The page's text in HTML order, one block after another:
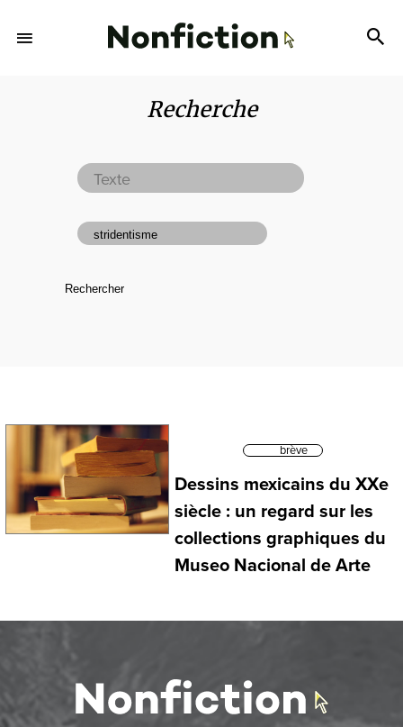
Recherche
brève
Dessins mexicains du XXe
siècle : un regard sur les
collections graphiques du
Museo Nacional de Arte